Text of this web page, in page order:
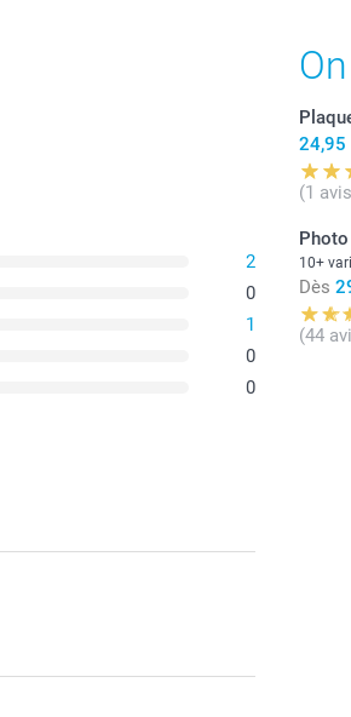
2
0
1
0
0
24,95
(1
10+
Dès
(44